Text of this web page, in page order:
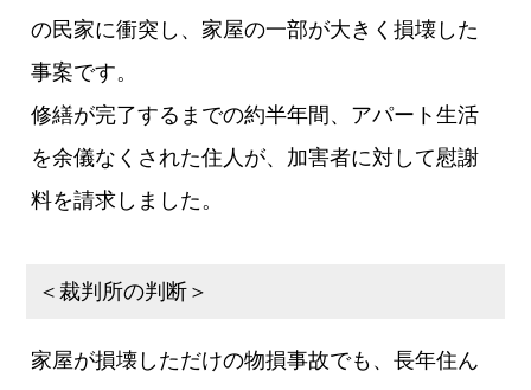
の民家に衝突し、家屋の一部が大きく損壊した
事案です。
修繕が完了するまでの約半年間、アパート生活
を余儀なくされた住人が、加害者に対して慰謝
料を請求しました。
＜裁判所の判断＞
家屋が損壊しただけの物損事故でも、長年住ん